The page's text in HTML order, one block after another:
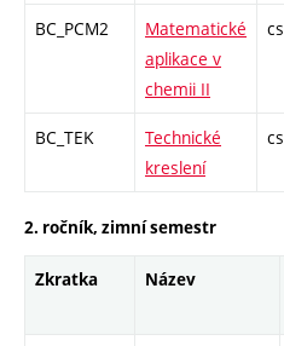
BC_PCM2
Matematické
aplikace v
chemii II
cs
BC_TEK
Technické
kreslení
cs
2. ročník, zimní semestr
Zkratka Název